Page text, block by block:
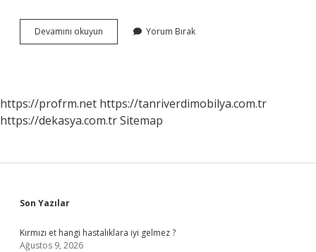
Devamını okuyun
Ismini
Yorum Bırak
https://profrm.net https://tanriverdimobilya.com.tr
https://dekasya.com.trSitemap
Sidebar
Son Yazılar
Kırmızı et hangi hastalıklara iyi gelmez ?
Ağustos 9, 2026